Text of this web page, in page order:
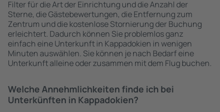
Filter für die Art der Einrichtung und die Anzahl der
Sterne, die Gästebewertungen, die Entfernung zum
Zentrum und die kostenlose Stornierung der Buchung
erleichtert. Dadurch können Sie problemlos ganz
einfach eine Unterkunft in Kappadokien in wenigen
Minuten auswählen. Sie können je nach Bedarf eine
Unterkunft alleine oder zusammen mit dem Flug buchen.
Welche Annehmlichkeiten finde ich bei
Unterkünften in Kappadokien?